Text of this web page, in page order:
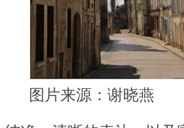
图片来源：谢晓燕